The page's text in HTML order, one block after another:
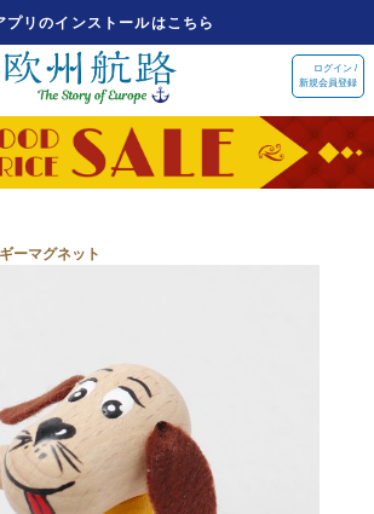
プリのインストールはこちら
ログイン /
新規会員登録
ーマグネット